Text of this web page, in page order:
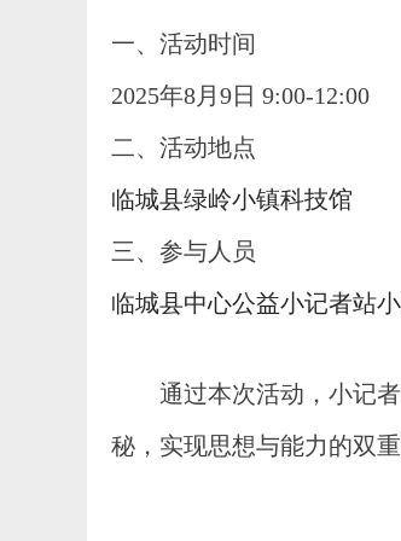
一、活动时间
2025年8月 9日 9:00-12:00
二、 活动地点
临城县绿岭小镇科技馆
三、参与人员
临城县中心公益小记者站
通过本次活动，小记者
秘，实现思想与能力的双重